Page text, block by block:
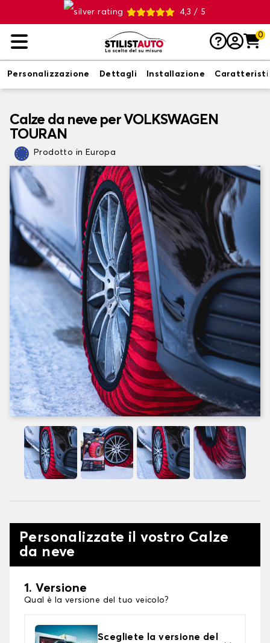
4,3 / 5
0
Personalizzazione Dettagli Installazione
Calze da neve per VOLKSWAGEN
TOURAN
Prodotto in Europa
Personalizzate il vostro Calze
da neve
1. Versione
Qual è la versione del tuo veicolo?
Scegliete la versione del